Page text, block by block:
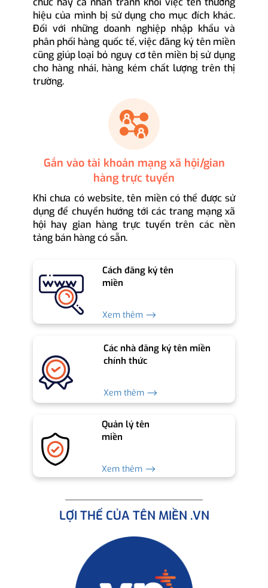
hiệu của mình bị sử dụng cho mục đích khác.
Đối với những doanh nghiệp nhập khẩu và
phân phối hàng quốc tế, việc đăng ký tên miền
cũng giúp loại bỏ nguy cơ tên miền bị sử dụng
cho hàng nhái, hàng kém chất lượng trên thị
trường.
Gắn vào tài khoản mạng xã hội/gian
hàng trực tuyến
Khi chưa có website, tên miền có thể được sử
dụng để chuyển hướng tới các trang mạng xã
hội hay gian hàng trực tuyến trên các nền
tảng bán hàng có sẵn.
Cách đăng ký tên
miền
Xem thêm ⟶
Các nhà đăng ký tên miền
chính thức
Xem thêm ⟶
Quản lý tên
miền
Xem thêm ⟶
LỢI THẾ CỦA TÊN MIỀN .VN